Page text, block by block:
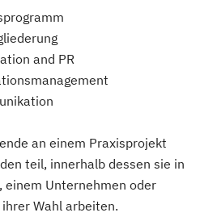
and PR
an einem Praxisprojekt
teil, innerhalb dessen sie in
einem Unternehmen oder
Wahl arbeiten.